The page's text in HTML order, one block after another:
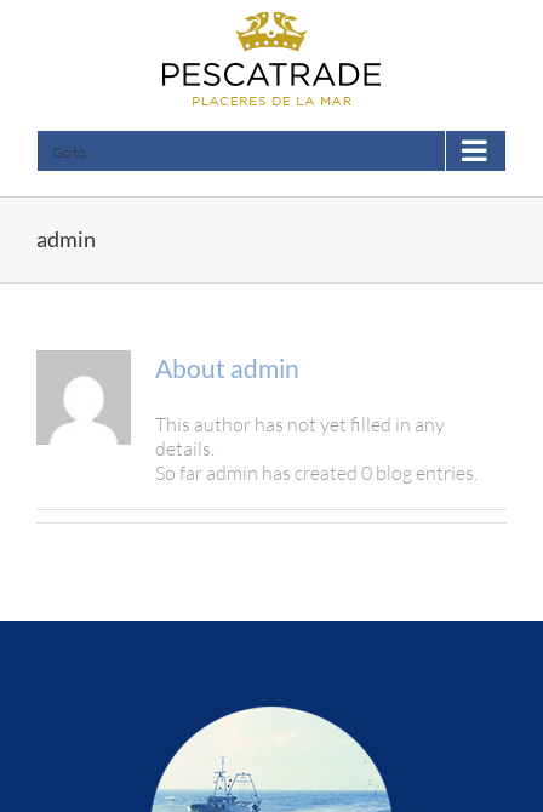
Go to...
admin
About admin
This author has not yet filled in any
details.
So far admin has created 0 blog entries.